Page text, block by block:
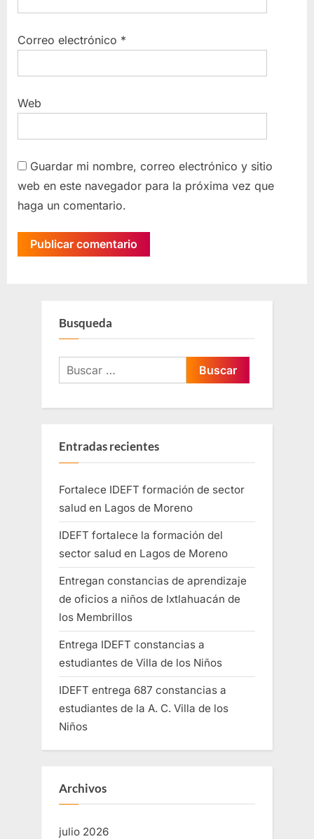
Correo electrónico *
Web
Guardar mi nombre, correo electrónico y sitio
web en este navegador para la próxima vez que
haga un comentario.
Busqueda
Entradas recientes
Fortalece IDEFT formación de sector
salud en Lagos de Moreno
IDEFT fortalece la formación del
sector salud en Lagos de Moreno
Entregan constancias de aprendizaje
de oficios a niños de Ixtlahuacán de
los Membrillos
Entrega IDEFT constancias a
estudiantes de Villa de los Niños
IDEFT entrega 687 constancias a
estudiantes de la A. C. Villa de los
Niños
Archivos
julio 2026